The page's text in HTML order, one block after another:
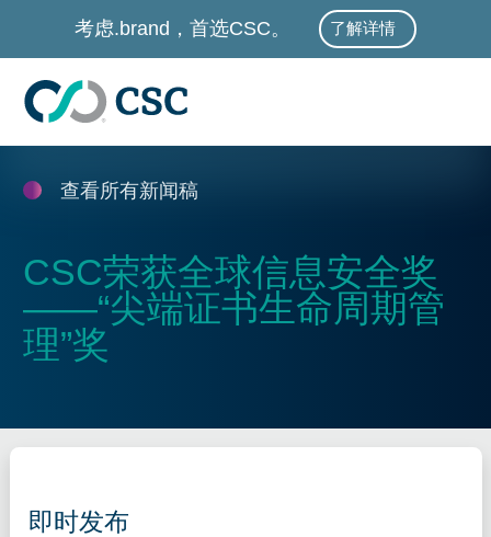
跳至主要内容
考虑.brand，首选CSC。 了解详情
查看所有新闻稿
CSC荣获全球信息安全奖
——“尖端证书生命周期管
理”奖
即时发布